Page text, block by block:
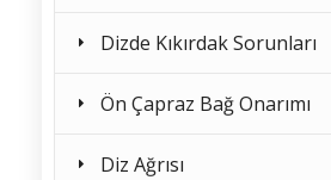
Dizde Kıkırdak Sorunları
Ön Çapraz Bağ Onarımı
Diz Ağrısı